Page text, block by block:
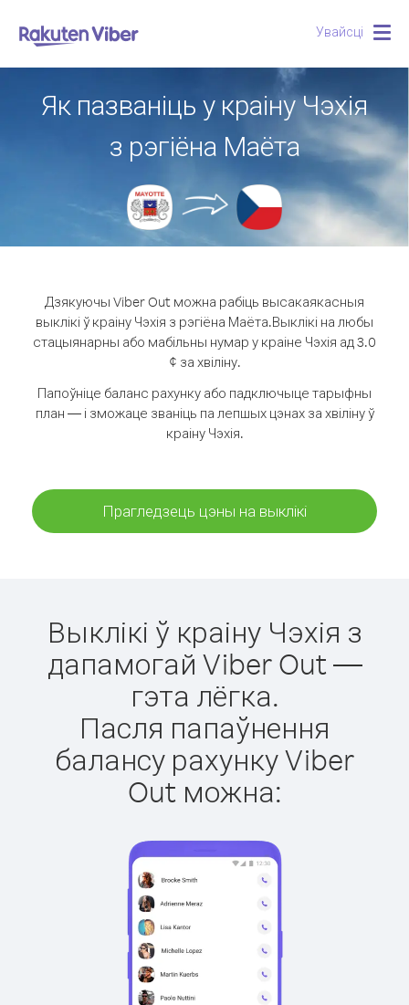
Увайсці
Як пазваніць у краіну Чэхія
з рэгіёна Маёта
Дзякуючы Viber Out можна рабіць высакаякасныя
выклікі ў краіну Чэхія з рэгіёна Маёта.Выклікі на любы
стацыянарны або мабільны нумар у краіне Чэхія ад 3.0
¢ за хвіліну.
Папоўніце баланс рахунку або падключыце тарыфны
план — і зможаце званіць па лепшых цэнах за хвіліну ў
краіну Чэхія.
Прагледзець цэны на выклікі
Выклікі ў краіну Чэхія з
дапамогай Viber Out —
гэта лёгка.
Пасля папаўнення
балансу рахунку Viber
Out можна: